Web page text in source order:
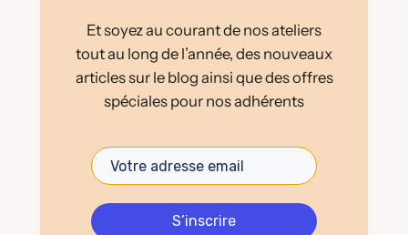
Et soyez au courant de nos ateliers
tout au long de l’année, des nouveaux
articles sur le blog ainsi que des offres
spéciales pour nos adhérents
S’inscrire